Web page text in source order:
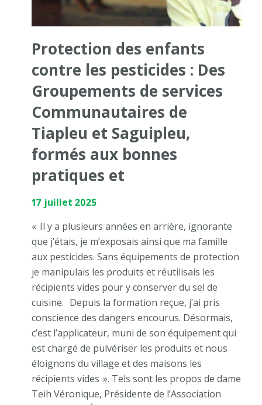
Protection des enfants
contre les pesticides : Des
Groupements de services
Communautaires de
Tiapleu et Saguipleu,
formés aux bonnes
pratiques et
17 juillet 2025
« Il y a plusieurs années en arrière, ignorante
que j’étais, je m’exposais ainsi que ma famille
aux pesticides. Sans équipements de protection
je manipulais les produits et réutilisais les
récipients vides pour y conserver du sel de
cuisine. Depuis la formation reçue, j’ai pris
conscience des dangers encourus. Désormais,
c’est l’applicateur, muni de son équipement qui
est chargé de pulvériser les produits et nous
éloignons du village et des maisons les
récipients vides ». Tels sont les propos de dame
Teih Véronique, Présidente de l’Association